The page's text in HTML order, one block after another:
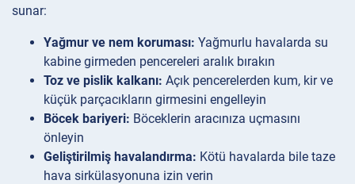
sunar:
Yağmur ve nem koruması: Yağmurlu havalarda su
kabine girmeden pencereleri aralık bırakın
Toz ve pislik kalkanı: Açık pencerelerden kum, kir ve
küçük parçacıkların girmesini engelleyin
Böcek bariyeri: Böceklerin aracınıza uçmasını
önleyin
Geliştirilmiş havalandırma: Kötü havalarda bile taze
hava sirkülasyonuna izin verin